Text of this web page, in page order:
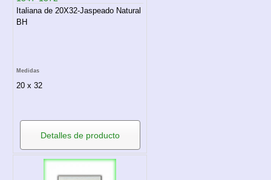
Italiana de 20X32-Jaspeado Natural
BH
Medidas
20 x 32
Detalles de producto